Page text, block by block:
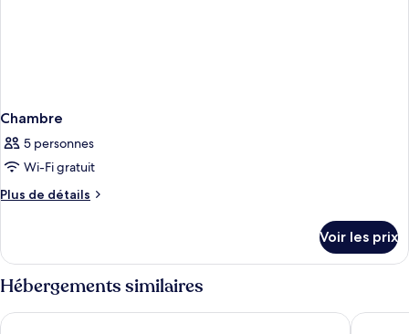
Chambre
5 personnes
Wi-Fi gratuit
Plus de détails
Plus
le
type
de
chambre
Chambre
Voir les prix
Hébergements similaires
Palais Zahia Noreba